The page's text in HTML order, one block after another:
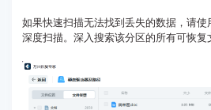
如果快速扫描无法找到丢失的数据，请使
深度扫描。深入搜索该分区的所有可恢复